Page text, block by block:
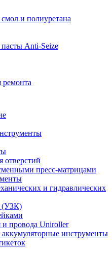
и полиуретана
Anti-Seize
ремонта
отверстий
пресс-матрицами
и гидравлических
(УЗК)
и провода Uniroller
инструменты